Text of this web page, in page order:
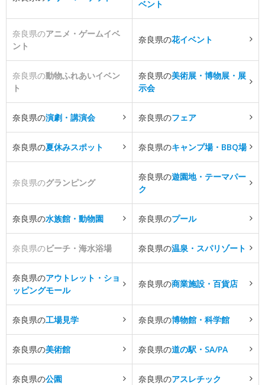
ベント
奈良県のアニメ・ゲームイベ
ント
奈良県の花イベント
奈良県の動物ふれあいイベン
ト
奈良県の美術展・博物展・展
示会
奈良県の演劇・講演会 奈良県のフェア
奈良県の夏休みスポット 奈良県のキャンプ場・BBQ場
奈良県のグランピング
奈良県の遊園地・テーマパー
ク
奈良県の水族館・動物園 奈良県のプール
奈良県のビーチ・海水浴場 奈良県の温泉・スパリゾート
奈良県のアウトレット・ショ
ッピングモール
奈良県の商業施設・百貨店
奈良県の工場見学 奈良県の博物館・科学館
奈良県の美術館 奈良県の道の駅・SA/PA
奈良県の公園 奈良県のアスレチック